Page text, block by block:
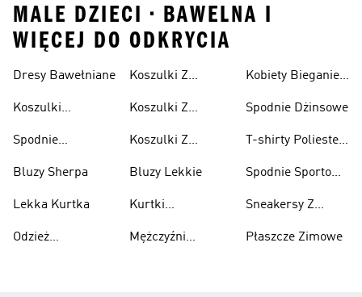
MALE DZIECI • BAWELNA I
WIĘCEJ DO ODKRYCIA
Dresy Bawełniane
Koszulki
Spodnie
Bluzy Sherpa
Lekka Kurtka
Odzież
Koszulki Z
Męskie
Koszulki Z
Damska
Koszulki Z
Bluzy Lekkie
Kurtki
Mężczyźni
Lifestyle
Kobiety Bieganie I
Spodnie Dżinsowe
T-shirty Poliester
Spodnie Sportowe
Recyklingu
Sneakersy Z
Cholewką
Płaszcze Zimowe